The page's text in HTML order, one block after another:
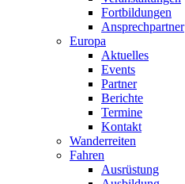
Fortbildungen
Ansprechpartner
Europa
Aktuelles
Events
Partner
Berichte
Termine
Kontakt
Wanderreiten
Fahren
Ausrüstung